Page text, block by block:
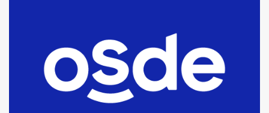
fueron detenidos por
comercialización de drogas en la
tarde del sábado
T.Lauquen: se vendió el edificio de
lo que fue la planta Industrial del